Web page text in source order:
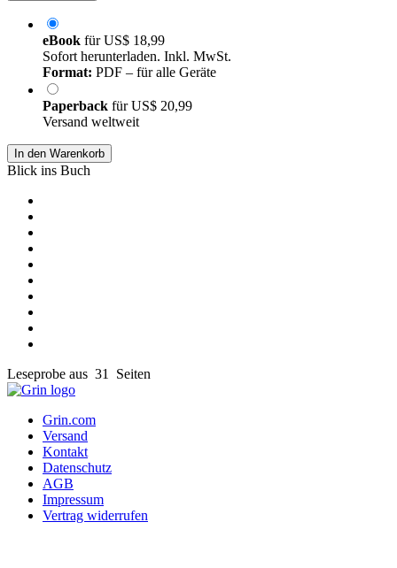
eBook fürUS$ 18,99
Sofort herunterladen. Inkl. MwSt.
Format: PDF – für alle Geräte
Paperback fürUS$ 20,99
Versand weltweit
In den Warenkorb
Blick ins Buch
Leseprobe aus 31 Seiten
Grin.com
Versand
Kontakt
Datenschutz
AGB
Impressum
Vertrag widerrufen